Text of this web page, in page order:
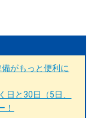
がもっと便利に
日と30日（5日、
！